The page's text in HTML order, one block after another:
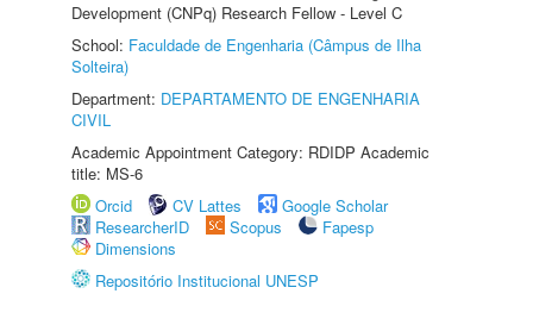
Development (CNPq) Research Fellow - Level C
School: Faculdade de Engenharia (Câmpus de Ilha
Solteira)
Department: DEPARTAMENTO DE ENGENHARIA
CIVIL
Academic Appointment Category: RDIDP Academic
title: MS-6
Orcid
CV Lattes
Google Scholar
ResearcherID
Scopus
Fapesp
Dimensions
Repositório Institucional UNESP